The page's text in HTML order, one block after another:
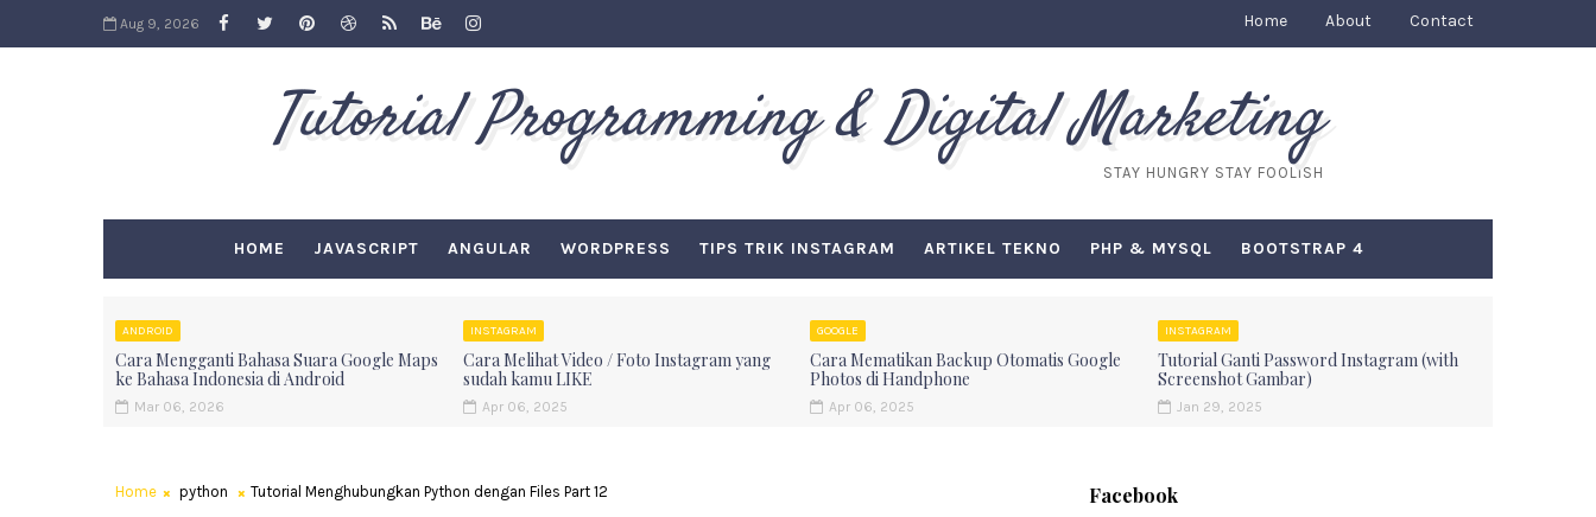
Aug 9, 2026 Home About Contact
Tutorial Programming & Digital Marketing
STAY HUNGRY STAY FOOLISH
HOME JAVASCRIPT ANGULAR WORDPRESS TIPS TRIK INSTAGRAM ARTIKEL TEKNO PHP & MYSQL BOOTSTRAP 4
ANDROID
Cara Mengganti Bahasa Suara Google Maps
ke Bahasa Indonesia di Android
Mar 06, 2026
INSTAGRAM
Cara Melihat Video / Foto Instagram yang
sudah kamu LIKE
Apr 06, 2025
GOOGLE
Cara Mematikan Backup Otomatis Google
Photos di Handphone
Apr 06, 2025
INSTAGRAM
Tutorial Ganti Password Instagram (with
Screenshot Gambar)
Jan 29, 2025
Home python Tutorial Menghubungkan Python dengan Files Part 12 Facebook